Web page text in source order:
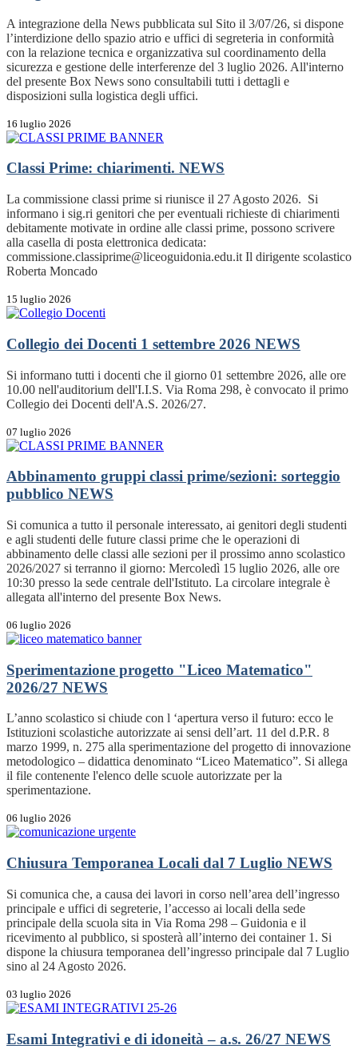
A integrazione della News pubblicata sul Sito il 3/07/26, si dispone
l’interdizione dello spazio atrio e uffici di segreteria in conformità
con la relazione tecnica e organizzativa sul coordinamento della
sicurezza e gestione delle interferenze del 3 luglio 2026. All'interno
del presente Box News sono consultabili tutti i dettagli e
disposizioni sulla logistica degli uffici.
16 luglio 2026
Classi Prime: chiarimenti. NEWS
La commissione classi prime si riunisce il 27 Agosto 2026. Si
informano i sig.ri genitori che per eventuali richieste di chiarimenti
debitamente motivate in ordine alle classi prime, possono scrivere
alla casella di posta elettronica dedicata:
commissione.classiprime@liceoguidonia.edu.it Il dirigente scolastico
Roberta Moncado
15 luglio 2026
Collegio dei Docenti 1 settembre 2026 NEWS
Si informano tutti i docenti che il giorno 01 settembre 2026, alle ore
10.00 nell'auditorium dell'I.I.S. Via Roma 298, è convocato il primo
Collegio dei Docenti dell'A.S. 2026/27.
07 luglio 2026
Abbinamento gruppi classi prime/sezioni: sorteggio
pubblico NEWS
Si comunica a tutto il personale interessato, ai genitori degli studenti
e agli studenti delle future classi prime che le operazioni di
abbinamento delle classi alle sezioni per il prossimo anno scolastico
2026/2027 si terranno il giorno: Mercoledì 15 luglio 2026, alle ore
10:30 presso la sede centrale dell'Istituto. La circolare integrale è
allegata all'interno del presente Box News.
06 luglio 2026
Sperimentazione progetto "Liceo Matematico"
2026/27 NEWS
L’anno scolastico si chiude con l ‘apertura verso il futuro: ecco le
Istituzioni scolastiche autorizzate ai sensi dell’art. 11 del d.P.R. 8
marzo 1999, n. 275 alla sperimentazione del progetto di innovazione
metodologico – didattica denominato “Liceo Matematico”. Si allega
il file contenente l'elenco delle scuole autorizzate per la
sperimentazione.
06 luglio 2026
Chiusura Temporanea Locali dal 7 Luglio NEWS
Si comunica che, a causa dei lavori in corso nell’area dell’ingresso
principale e uffici di segreterie, l’accesso ai locali della sede
principale della scuola sita in Via Roma 298 – Guidonia e il
ricevimento al pubblico, si sposterà all’interno dei container 1. Si
dispone la chiusura temporanea dell’ingresso principale dal 7 Luglio
sino al 24 Agosto 2026.
03 luglio 2026
Esami Integrativi e di idoneità – a.s. 26/27 NEWS